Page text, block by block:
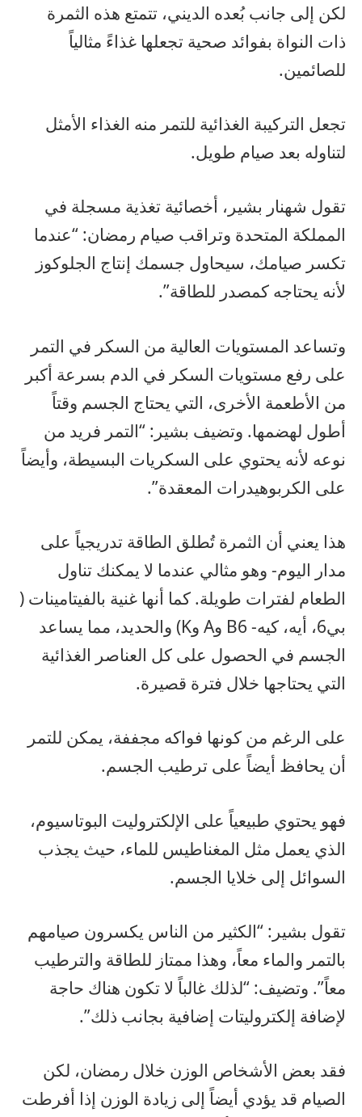
لكن إلى جانب بُعده الديني، تتمتع هذه الثمرة
ذات النواة بفوائد صحية تجعلها غذاءً مثالياً
للصائمين.
تجعل التركيبة الغذائية للتمر منه الغذاء الأمثل
لتناوله بعد صيام طويل.
تقول شهنار بشير، أخصائية تغذية مسجلة في
المملكة المتحدة وتراقب صيام رمضان: “عندما
تكسر صيامك، سيحاول جسمك إنتاج الجلوكوز
لأنه يحتاجه كمصدر للطاقة”.
وتساعد المستويات العالية من السكر في التمر
على رفع مستويات السكر في الدم بسرعة أكبر
من الأطعمة الأخرى، التي يحتاج الجسم وقتاً
أطول لهضمها. وتضيف بشير: “التمر فريد من
نوعه لأنه يحتوي على السكريات البسيطة، وأيضاً
على الكربوهيدرات المعقدة”.
هذا يعني أن الثمرة تُطلق الطاقة تدريجياً على
مدار اليوم- وهو مثالي عندما لا يمكنك تناول
الطعام لفترات طويلة. كما أنها غنية بالفيتامينات (
بي6، أيه، كيه- B6 وA وK) والحديد، مما يساعد
الجسم في الحصول على كل العناصر الغذائية
التي يحتاجها خلال فترة قصيرة.
على الرغم من كونها فواكه مجففة، يمكن للتمر
أن يحافظ أيضاً على ترطيب الجسم.
فهو يحتوي طبيعياً على الإلكتروليت البوتاسيوم،
الذي يعمل مثل المغناطيس للماء، حيث يجذب
السوائل إلى خلايا الجسم.
تقول بشير: “الكثير من الناس يكسرون صيامهم
بالتمر والماء معاً، وهذا ممتاز للطاقة والترطيب
معاً”. وتضيف: “لذلك غالباً لا تكون هناك حاجة
لإضافة إلكتروليتات إضافية بجانب ذلك”.
فقد بعض الأشخاص الوزن خلال رمضان، لكن
الصيام قد يؤدي أيضاً إلى زيادة الوزن إذا أفرطت